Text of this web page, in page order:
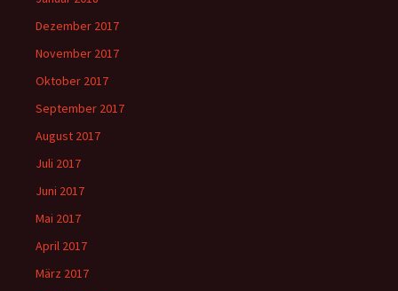
Dezember 2017
November 2017
Oktober 2017
September 2017
August 2017
Juli 2017
Juni 2017
Mai 2017
April 2017
März 2017